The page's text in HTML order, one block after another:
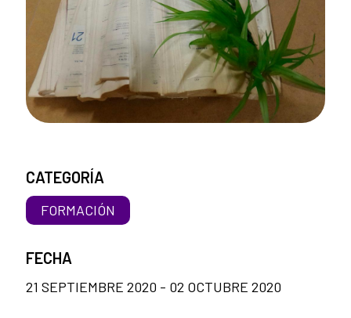
CATEGORÍA
FORMACIÓN
FECHA
21 SEPTIEMBRE 2020 - 02 OCTUBRE 2020